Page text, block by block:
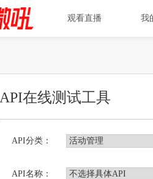
观看直播 我
API在线测试工具
API分类：
API名称：